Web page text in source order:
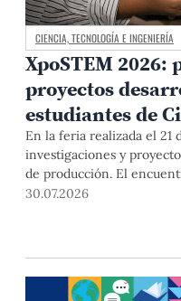
CIENCIA, TECNOLOGÍA E INGENIERÍA
XpoSTEM 2026:
proyectos
estudiantes de
PUCP
necesidades del
En la feria realizada el 21
investigaciones y
de producción. El
adquirido en las aulas
30.07.2026